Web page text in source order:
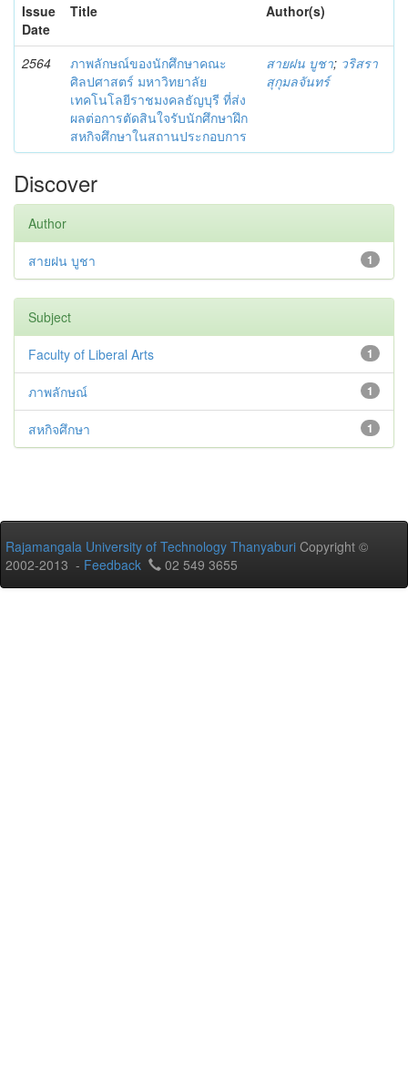
Issue
Date
Title Author(s)
2564
ภาพลักษณ์ของนักศึกษาคณะ
ศิลปศาสตร์ มหาวิทยาลัย
เทคโนโลยีราชมงคลธัญบุรี ที่ส่ง
ผลต่อการตัดสินใจรับนักศึกษาฝึก
สหกิจศึกษาในสถานประกอบการ
สายฝน บูชา; วริสรา
สุกุมลจันทร์
Discover
Author
1
สายฝน บูชา
Subject
1
Faculty of Liberal Arts
1
ภาพลักษณ์
1
สหกิจศึกษา
Rajamangala University of Technology Thanyaburi Copyright ©
2002-2013 - Feedback 02 549 3655